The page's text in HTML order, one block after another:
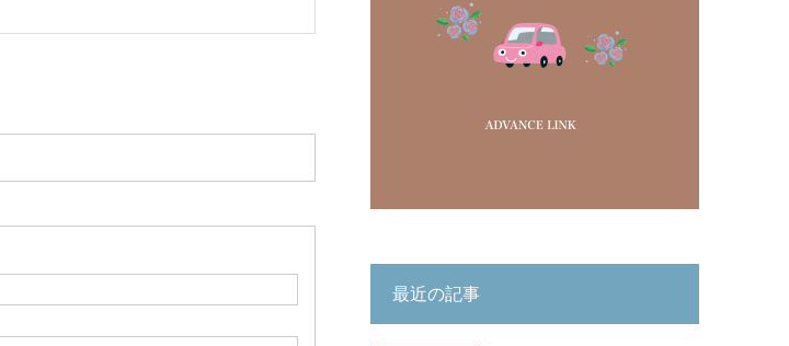
最近の記事